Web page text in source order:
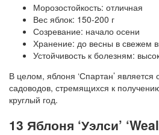
Морозостойкость: отличная
Вес яблок: 150-200 г
Созревание: начало осени
Хранение: до весны в свежем
Устойчивость к болезням:
В целом, яблоня ‘Спартан’
садоводов, стремящихся к
круглый год.
13 Яблоня ‘Уэлси’